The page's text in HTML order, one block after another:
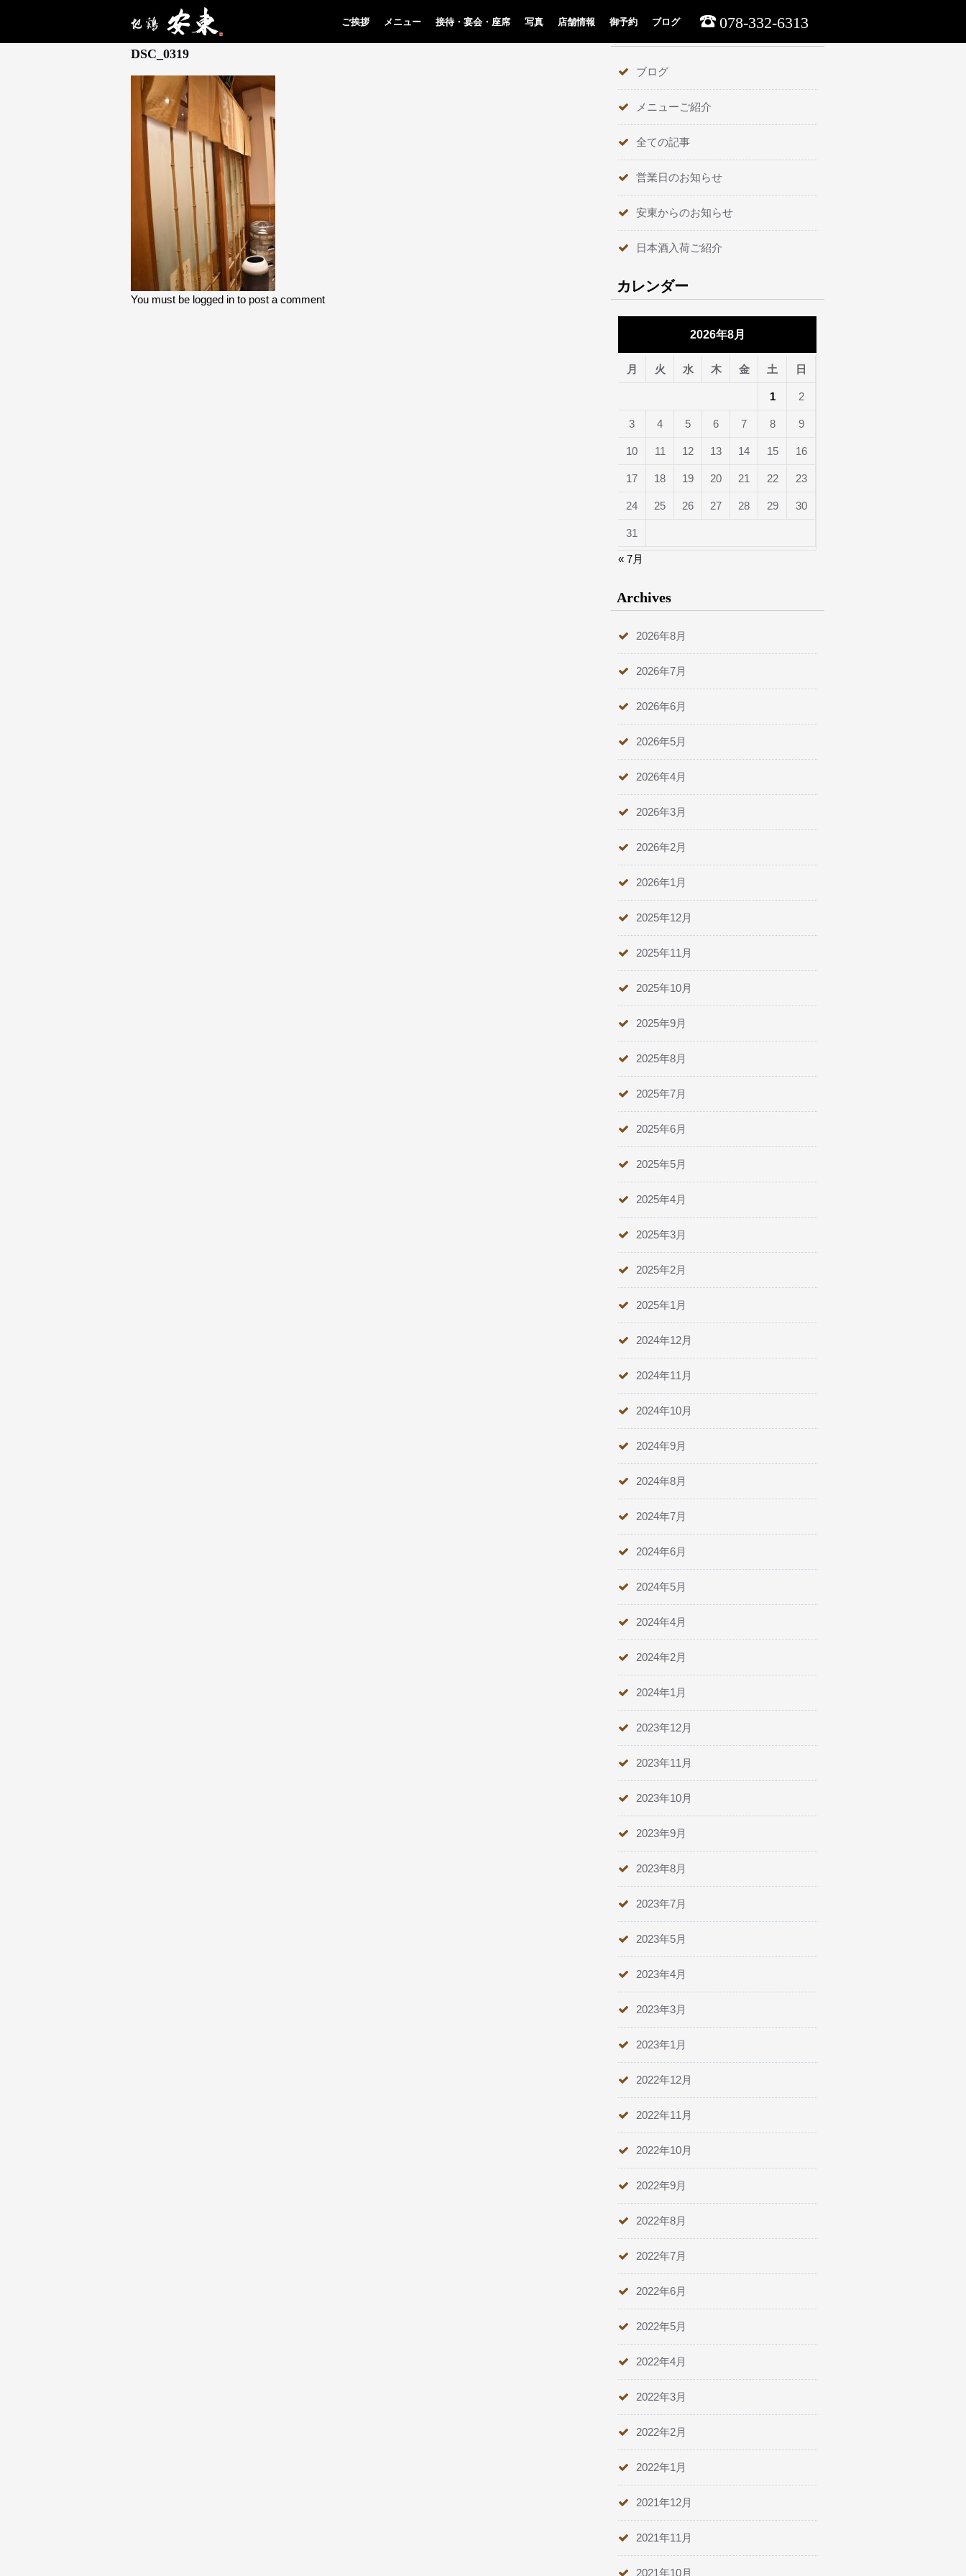
ご挨拶 メニュー 接待・宴会・座席 写真 店舗情報 御予約 ブログ 078-332-6313
2月 13, 2026
DSC_0319
You must be logged in to post a comment
ブログ
メニューご紹介
全ての記事
営業日のお知らせ
安東からのお知らせ
日本酒入荷ご紹介
カレンダー
2026年8月
月 火 水 木 金 土 日
1 2
3 4 5 6 7 8 9
10 11 12 13 14 15 16
17 18 19 20 21 22 23
24 25 26 27 28 29 30
31
« 7月
Archives
2026年8月
2026年7月
2026年6月
2026年5月
2026年4月
2026年3月
2026年2月
2026年1月
2025年12月
2025年11月
2025年10月
2025年9月
2025年8月
2025年7月
2025年6月
2025年5月
2025年4月
2025年3月
2025年2月
2025年1月
2024年12月
2024年11月
2024年10月
2024年9月
2024年8月
2024年7月
2024年6月
2024年5月
2024年4月
2024年2月
2024年1月
2023年12月
2023年11月
2023年10月
2023年9月
2023年8月
2023年7月
2023年5月
2023年4月
2023年3月
2023年1月
2022年12月
2022年11月
2022年10月
2022年9月
2022年8月
2022年7月
2022年6月
2022年5月
2022年4月
2022年3月
2022年2月
2022年1月
2021年12月
2021年11月
2021年10月